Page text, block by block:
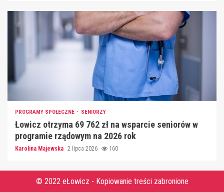
PROGRAMY SPOŁECZNE SENIORZY
Łowicz otrzyma 69 762 zł na wsparcie seniorów w
programie rządowym na 2026 rok
Karolina Majewska 2 lipca 2026 160
© 2022 eŁowicz - Kopiowanie treści zabronione